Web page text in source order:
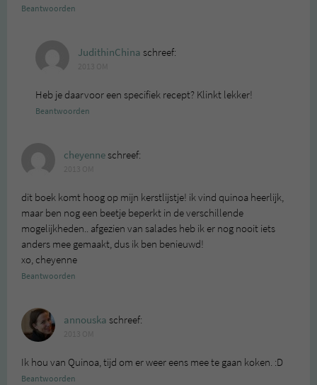
Beantwoorden
JudithinChina schreef:
Heb je daarvoor een specifiek recept? Klinkt lekker!
Beantwoorden
cheyenneschreef:
dit boek komt hoog op mijn kerstlijstje! ik vind quinoa heerlijk,
maar ben nog een beetje beperkt in de verschillende
mogelijkheden.. afgezien van salades heb ik er nog nooit iets
anders mee gemaakt, dus ik ben benieuwd!
xo, cheyenne
Beantwoorden
annouska schreef:
Ik hou van Quinoa, tijd om er weer eens mee te gaan koken. :D
Beantwoorden